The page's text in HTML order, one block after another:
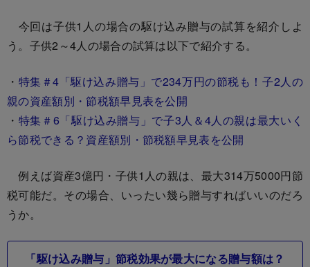
今回は子供1人の場合の駆け込み贈与の試算を紹介しよ
う。子供2～4人の場合の試算は以下で紹介する。
・ 特集＃4「駆け込み贈与」で234万円の節税も！子2人の
親の資産額別・節税額早見表を公開
・ 特集＃6「駆け込み贈与」で子3人＆4人の親は最大いく
ら節税できる？資産額別・節税額早見表を公開
例えば資産3億円・子供1人の親は、最大314万5000円節
税可能だ。その場合、いったい幾ら贈与すればいいのだろ
うか。
「駆け込み贈与」節税効果が最大になる贈与額は？